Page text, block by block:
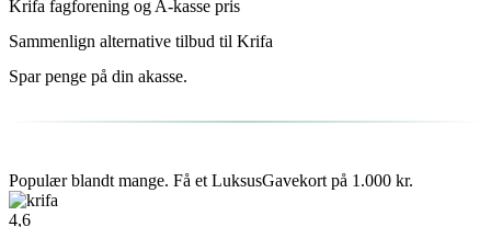
Krifa fagforening og A-kasse pris
Sammenlign alternative tilbud til Krifa
Spar penge på din akasse.
Populær blandt mange. Få et LuksusGavekort på 1.000 kr.
4,6